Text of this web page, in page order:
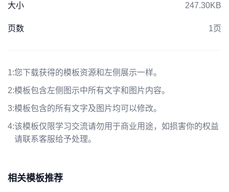
大小 247.30KB
页数 1页
1:您下载获得的模板资源和左侧展示一样。
2:模板包含左侧图示中所有文字和图片内容。
3:模板包含的所有文字及图片均可以修改。
4:该模板仅限学习交流请勿用于商业用途，如损害你的权益
请联系客服给予处理。
相关模板推荐